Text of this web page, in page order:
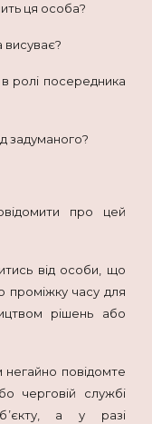
ця особа?
висуває?
ролі посередника
задуманого?
про цей
від особи, що
проміжку часу для
рішень або
повідомте
черговій службі
а у разі